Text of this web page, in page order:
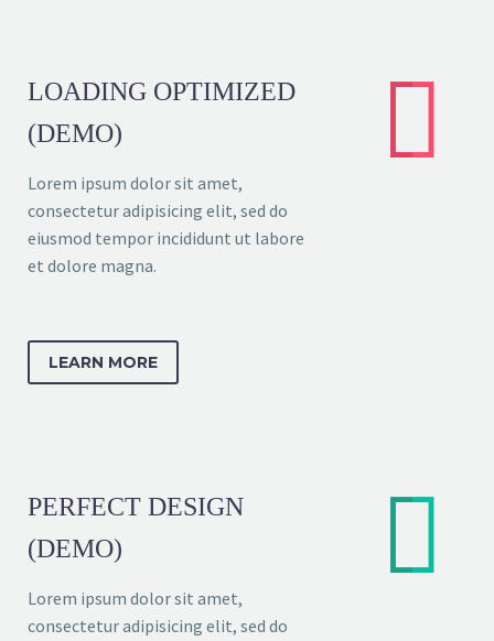
LOADING OPTIMIZED
(DEMO)
Lorem ipsum dolor sit amet,
consectetur adipisicing elit, sed do
eiusmod tempor incididunt ut labore
et dolore magna.
LEARN MORE


PERFECT DESIGN
(DEMO)
Lorem ipsum dolor sit amet,
consectetur adipisicing elit, sed do

